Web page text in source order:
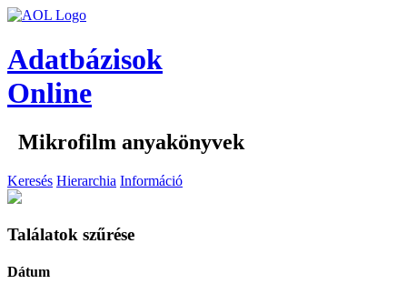
Adatbázisok
Online
Mikrofilm anyakönyvek
Keresés Hierarchia Információ
Találatok szűrése
Dátum